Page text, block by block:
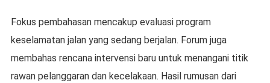
Fokus pembahasan mencakup evaluasi program
keselamatan jalan yang sedang berjalan. Forum juga
membahas rencana intervensi baru untuk menangani titik
rawan pelanggaran dan kecelakaan. Hasil rumusan dari